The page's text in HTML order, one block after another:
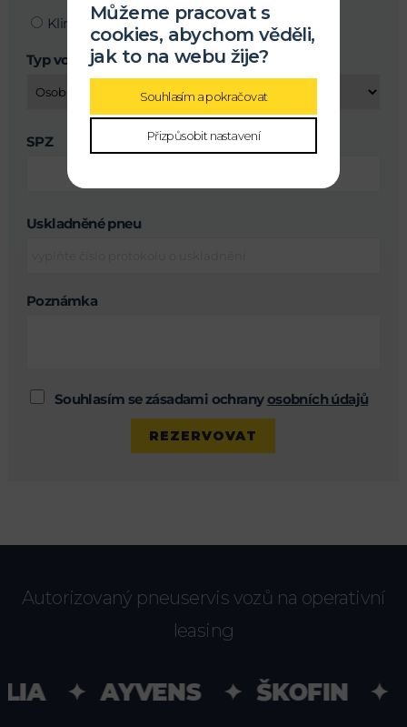
Klimatizace
Typ vozu
SPZ
Uskladněné pneu
Poznámka
Souhlasím se zásadami ochranyosobních údajů
Autorizovaný pneuservis vozů na operativní
leasing
✦ AYVENS ✦ ŠKOFIN ✦
Můžeme pracovat s
cookies, abychom věděli,
jak to na webu žije?
Souhlasím a pokračovat
Přizpůsobit nastavení